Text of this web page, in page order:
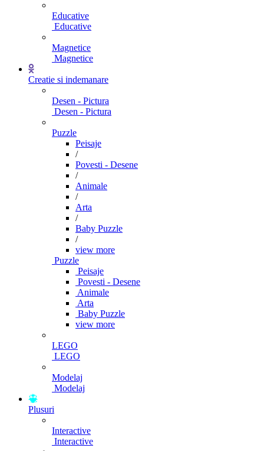
Educative
Educative
Magnetice
Magnetice
Creatie si indemanare
Desen - Pictura
Desen - Pictura
Puzzle
Peisaje
/
Povesti - Desene
/
Animale
/
Arta
/
Baby Puzzle
/
view more
Puzzle
Peisaje
Povesti - Desene
Animale
Arta
Baby Puzzle
view more
LEGO
LEGO
Modelaj
Modelaj
Plusuri
Interactive
Interactive